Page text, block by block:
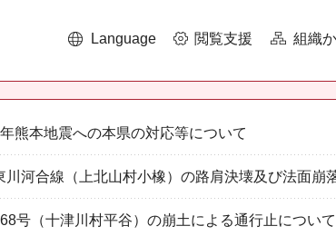
Language 閲覧支援 組織
熊本地震への本県の対応等について
川河合線（上北山村小橡）の路肩決壊及び法面崩
号（十津川村平谷）の崩土による通行止につい